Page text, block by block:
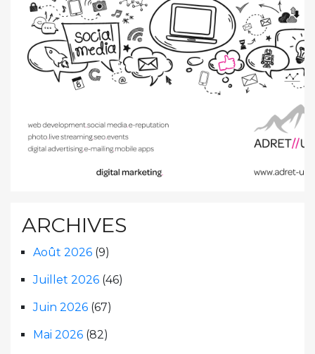
ARCHIVES
Août 2026 (9)
Juillet 2026 (46)
Juin 2026 (67)
Mai 2026 (82)